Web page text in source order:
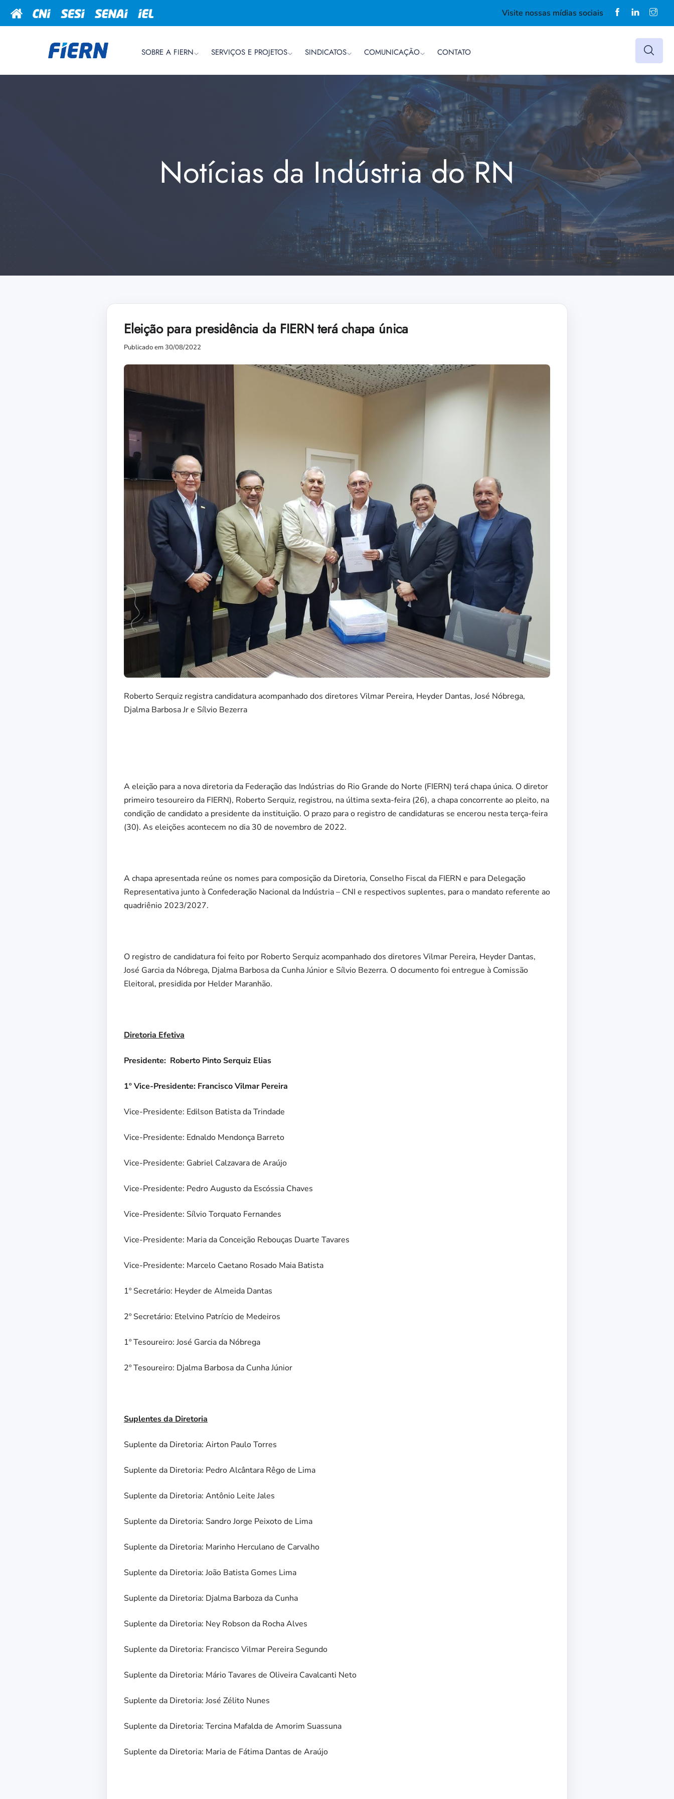
Visite nossas mídias sociais
SOBRE A FIERN SERVIÇOS E PROJETOS SINDICATOS COMUNICAÇÃO CONTATO
Notícias da Indústria do RN
Eleição para presidência da FIERN terá chapa única
Publicado em 30/08/2022
Roberto Serquiz registra candidatura acompanhado dos diretores Vilmar Pereira, Heyder Dantas, José Nóbrega,
Djalma Barbosa Jr e Sílvio Bezerra
A eleição para a nova diretoria da Federação das Indústrias do Rio Grande do Norte (FIERN) terá chapa única. O diretor
primeiro tesoureiro da FIERN), Roberto Serquiz, registrou, na última sexta-feira (26), a chapa concorrente ao pleito, na
condição de candidato a presidente da instituição. O prazo para o registro de candidaturas se encerou nesta terça-feira
(30). As eleições acontecem no dia 30 de novembro de 2022.
A chapa apresentada reúne os nomes para composição da Diretoria, Conselho Fiscal da FIERN e para Delegação
Representativa junto à Confederação Nacional da Indústria – CNI e respectivos suplentes, para o mandato referente ao
quadriênio 2023/2027.
O registro de candidatura foi feito por Roberto Serquiz acompanhado dos diretores Vilmar Pereira, Heyder Dantas,
José Garcia da Nóbrega, Djalma Barbosa da Cunha Júnior e Sílvio Bezerra. O documento foi entregue à Comissão
Eleitoral, presidida por Helder Maranhão.
Diretoria Efetiva
Presidente: Roberto Pinto Serquiz Elias
1º Vice-Presidente: Francisco Vilmar Pereira
Vice-Presidente: Edilson Batista da Trindade
Vice-Presidente: Ednaldo Mendonça Barreto
Vice-Presidente: Gabriel Calzavara de Araújo
Vice-Presidente: Pedro Augusto da Escóssia Chaves
Vice-Presidente: Sílvio Torquato Fernandes
Vice-Presidente: Maria da Conceição Rebouças Duarte Tavares
Vice-Presidente: Marcelo Caetano Rosado Maia Batista
1º Secretário: Heyder de Almeida Dantas
2º Secretário: Etelvino Patrício de Medeiros
1º Tesoureiro: José Garcia da Nóbrega
2º Tesoureiro: Djalma Barbosa da Cunha Júnior
Suplentes da Diretoria
Suplente da Diretoria: Airton Paulo Torres
Suplente da Diretoria: Pedro Alcântara Rêgo de Lima
Suplente da Diretoria: Antônio Leite Jales
Suplente da Diretoria: Sandro Jorge Peixoto de Lima
Suplente da Diretoria: Marinho Herculano de Carvalho
Suplente da Diretoria: João Batista Gomes Lima
Suplente da Diretoria: Djalma Barboza da Cunha
Suplente da Diretoria: Ney Robson da Rocha Alves
Suplente da Diretoria: Francisco Vilmar Pereira Segundo
Suplente da Diretoria: Mário Tavares de Oliveira Cavalcanti Neto
Suplente da Diretoria: José Zélito Nunes
Suplente da Diretoria: Tercina Mafalda de Amorim Suassuna
Suplente da Diretoria: Maria de Fátima Dantas de Araújo